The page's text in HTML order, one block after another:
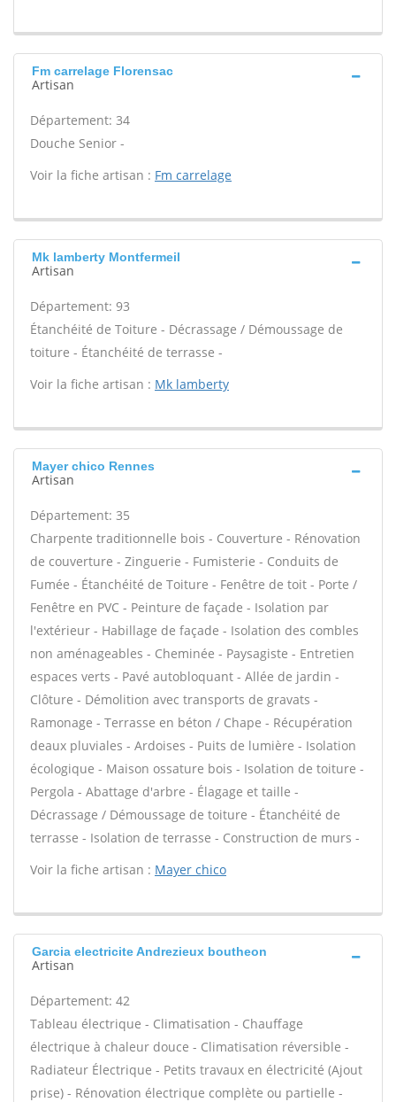
Fm carrelage Florensac
Artisan
Département: 34
Douche Senior -
Voir la fiche artisan : Fm carrelage
Mk lamberty Montfermeil
Artisan
Département: 93
Étanchéité de Toiture - Décrassage / Démoussage de
toiture - Étanchéité de terrasse -
Voir la fiche artisan : Mk lamberty
Mayer chico Rennes
Artisan
Département: 35
Charpente traditionnelle bois - Couverture - Rénovation
de couverture - Zinguerie - Fumisterie - Conduits de
Fumée - Étanchéité de Toiture - Fenêtre de toit - Porte /
Fenêtre en PVC - Peinture de façade - Isolation par
l'extérieur - Habillage de façade - Isolation des combles
non aménageables - Cheminée - Paysagiste - Entretien
espaces verts - Pavé autobloquant - Allée de jardin -
Clôture - Démolition avec transports de gravats -
Ramonage - Terrasse en béton / Chape - Récupération
deaux pluviales - Ardoises - Puits de lumière - Isolation
écologique - Maison ossature bois - Isolation de toiture -
Pergola - Abattage d'arbre - Élagage et taille -
Décrassage / Démoussage de toiture - Étanchéité de
terrasse - Isolation de terrasse - Construction de murs -
Voir la fiche artisan : Mayer chico
Garcia electricite Andrezieux boutheon
Artisan
Département: 42
Tableau électrique - Climatisation - Chauffage
électrique à chaleur douce - Climatisation réversible -
Radiateur Électrique - Petits travaux en électricité (Ajout
prise) - Rénovation électrique complète ou partielle -